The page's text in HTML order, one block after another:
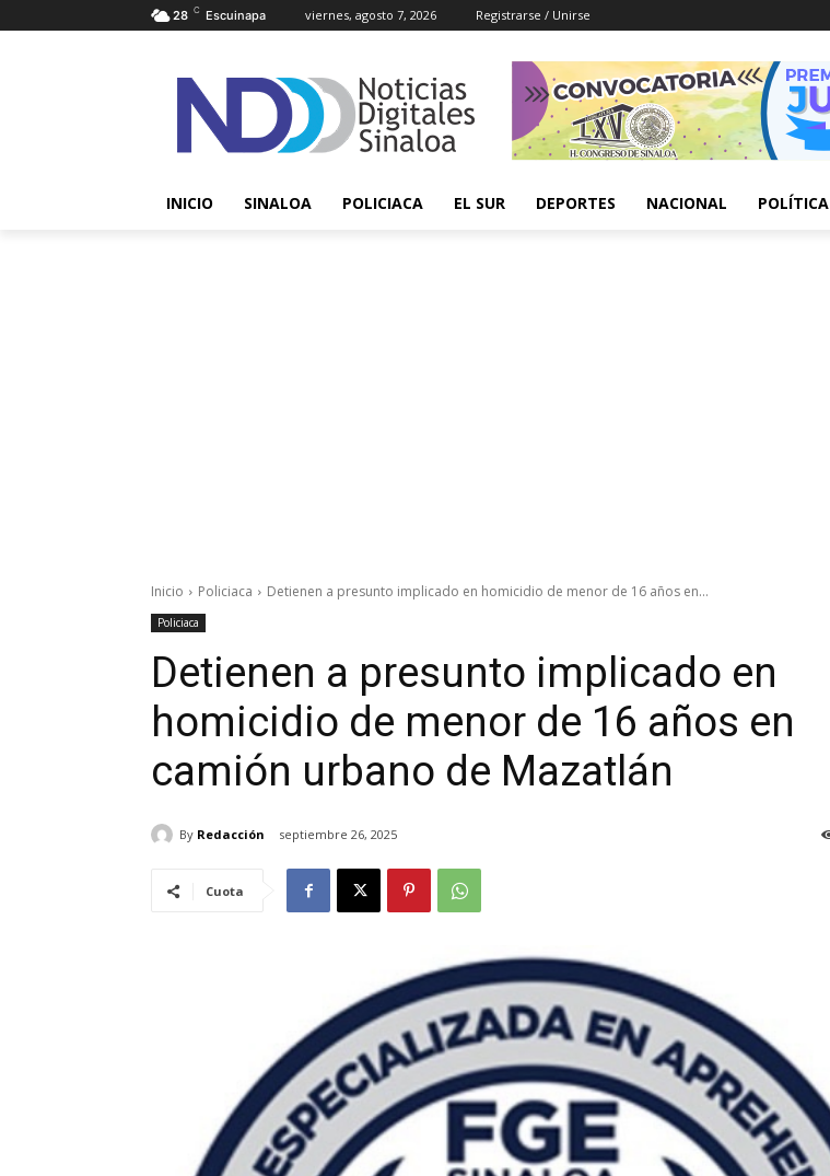
28 C Escuinapa viernes, agosto 7, 2026 Registrarse / Unirse
INICIO SINALOA POLICIACA EL SUR DEPORTES NACIONAL POLÍTICA
Inicio Policiaca Detienen a presunto implicado en homicidio de menor de 16 años en...
Policiaca
Detienen a presunto implicado en
homicidio de menor de 16 años en
camión urbano de Mazatlán
By Redacción septiembre 26, 2025
Cuota